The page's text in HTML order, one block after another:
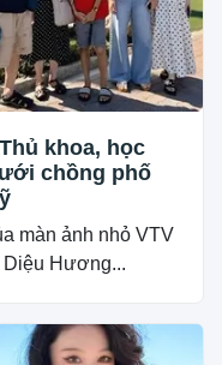
khoa, học
chồng phố
màn ảnh nhỏ VTV
Hương...